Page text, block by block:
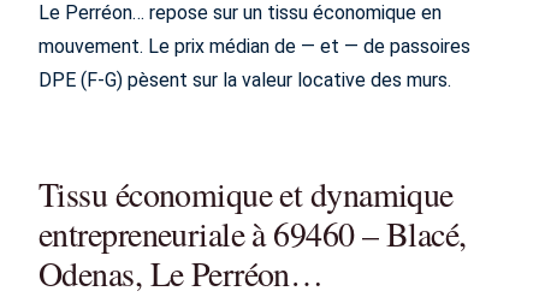
Le Perréon… repose sur un tissu économique en
mouvement. Le prix médian de — et — de passoires
DPE (F-G) pèsent sur la valeur locative des murs.
Tissu économique et dynamique
entrepreneuriale à 69460 – Blacé,
Odenas, Le Perréon…